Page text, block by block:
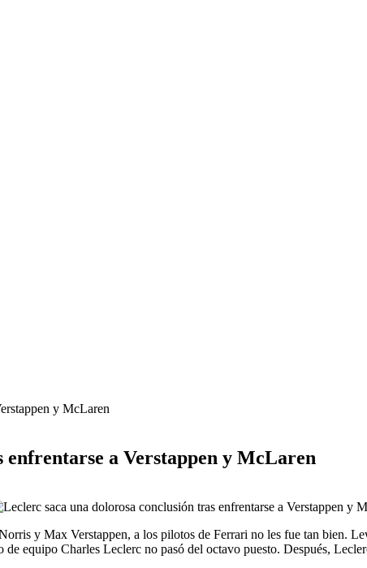
y McLaren
enfrentarse a Verstappen y McLaren
y Max Verstappen, a los pilotos de Ferrari no les fue tan bien.
de equipo Charles Leclerc no pasó del octavo puesto. Después,